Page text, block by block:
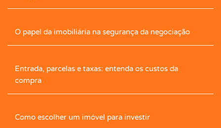
Corredor com armário
O papel da imobiliária na segurança da negociação
Entrada, parcelas e taxas: entenda os custos da
compra
Como escolher um imóvel para investir